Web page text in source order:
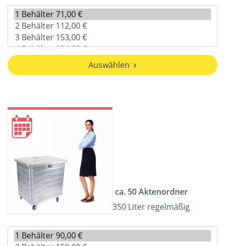
Auswählen
ca. 50 Aktenordner
350 Liter regelmäßig